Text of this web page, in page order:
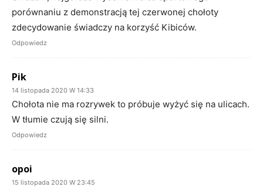
porównaniu z demonstracją tej czerwonej chołoty
zdecydowanie świadczy na korzyść Kibiców.
Odpowiedz
Pik
14 listopada 2020 W 14:33
Chołota nie ma rozrywek to próbuje wyżyć się na ulicach.
W tłumie czują się silni.
Odpowiedz
opoi
15 listopada 2020 W 23:45